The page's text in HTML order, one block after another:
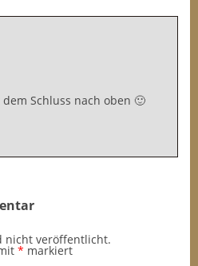
Schluss nach oben 🙂
nicht veröffentlicht.
* markiert